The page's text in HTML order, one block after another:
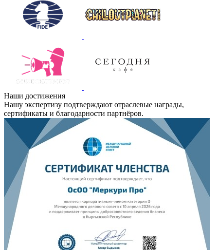
Наши достижения
Нашу экспертизу подтверждают отраслевые награды,
сертификаты и благодарности партнёров.